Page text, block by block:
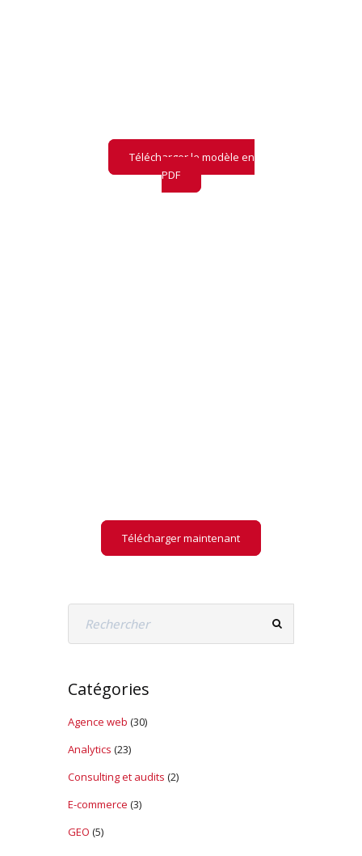
Télécharger le modèle en
PDF
Télécharger maintenant
Catégories
Agence web (30)
Analytics (23)
Consulting et audits (2)
E-commerce (3)
GEO (5)